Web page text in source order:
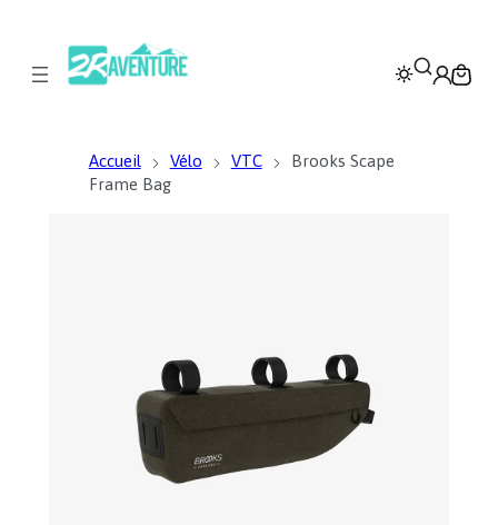
Accueil Vélo VTC
Brooks Scape
Frame Bag